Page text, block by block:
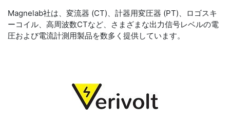
Magnelab社は、変流器 (CT)、計器用変圧器 (PT)、ロゴスキ
ーコイル、高周波数CTなど、さまざまな出力信号レベルの電
圧および電流計測用製品を数多く提供しています。